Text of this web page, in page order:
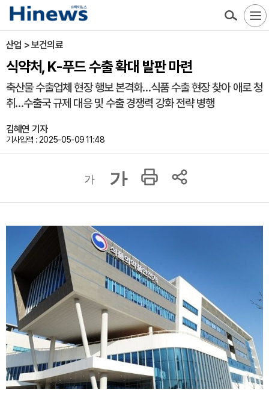
산업 > 보건의료
식약처, K-푸드 수출 확대 발판 마련
축산물 수출업체 현장 행보 본격화…식품 수출 현장 찾아 애로 청
취…수출국 규제 대응 및 수출 경쟁력 강화 전략 병행
김혜연 기자
기사입력 : 2025-05-09 11:48
가 가